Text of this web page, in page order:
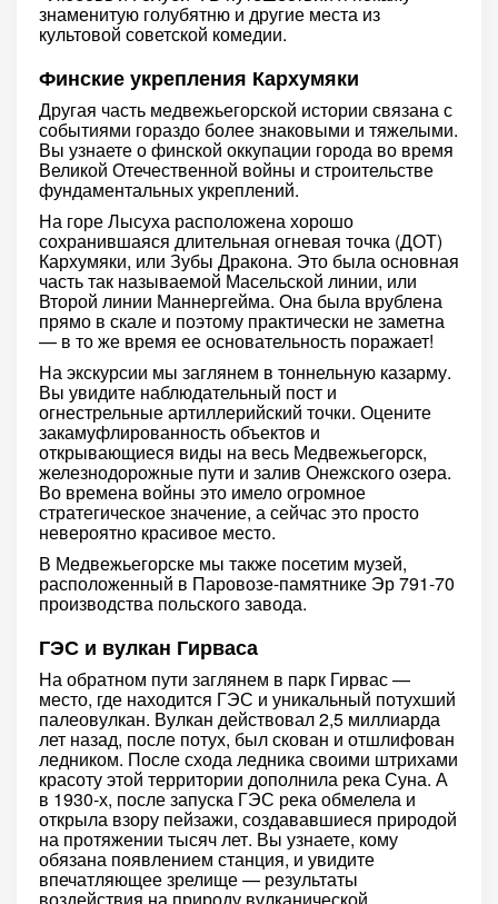
знаменитую голубятню и другие места из
культовой советской комедии.
Финские укрепления Кархумяки
Другая часть медвежьегорской истории связана с
событиями гораздо более знаковыми и тяжелыми.
Вы узнаете о финской оккупации города во время
Великой Отечественной войны и строительстве
фундаментальных укреплений.
На горе Лысуха расположена хорошо
сохранившаяся длительная огневая точка (ДОТ)
Кархумяки, или Зубы Дракона. Это была основная
часть так называемой Масельской линии, или
Второй линии Маннергейма. Она была врублена
прямо в скале и поэтому практически не заметна
— в то же время ее основательность поражает!
На экскурсии мы заглянем в тоннельную казарму.
Вы увидите наблюдательный пост и
огнестрельные артиллерийский точки. Оцените
закамуфлированность объектов и
открывающиеся виды на весь Медвежьегорск,
железнодорожные пути и залив Онежского озера.
Во времена войны это имело огромное
стратегическое значение, а сейчас это просто
невероятно красивое место.
В Медвежьегорске мы также посетим музей,
расположенный в Паровозе-памятнике Эр 791-70
производства польского завода.
ГЭС и вулкан Гирваса
На обратном пути заглянем в парк Гирвас —
место, где находится ГЭС и уникальный потухший
палеовулкан. Вулкан действовал 2,5 миллиарда
лет назад, после потух, был скован и отшлифован
ледником. После схода ледника своими штрихами
красоту этой территории дополнила река Суна. А
в 1930-х, после запуска ГЭС река обмелела и
открыла взору пейзажи, создававшиеся природой
на протяжении тысяч лет. Вы узнаете, кому
обязана появлением станция, и увидите
впечатляющее зрелище — результаты